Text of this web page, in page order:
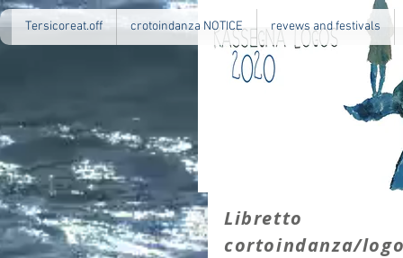
Tersicoreat.off crotoindanza NOTICE revews and festivals
Libretto
cortoindanza/